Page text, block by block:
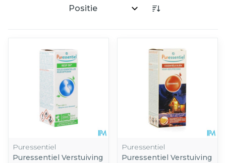
Sorteer op:
Puressentiel
Puressentiel Verstuiving
Puressentiel
Puressentiel Verstuiving